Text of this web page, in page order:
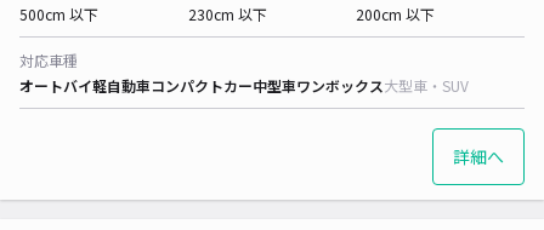
500cm 以下
230cm 以下
200cm 以下
対応車種
オートバイ軽自動車コンパクトカー中型車ワンボックス大型車・SUV
詳細へ